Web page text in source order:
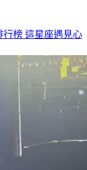
行榜 這星座遇見心